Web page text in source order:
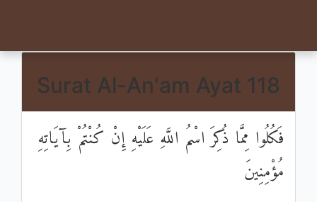
Surat Al-An'am Ayat 118
فَكُلُوا مِمَّا ذُكِرَ اسْمُ اللَّهِ عَلَيْهِ إِنْ كُنْتُمْ بِآيَاتِهِ
مُؤْمِنِينَ